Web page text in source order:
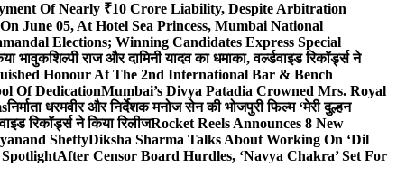
Of Nearly ₹10 Crore Liability, Despite Arbitration
June 05, At Hotel Sea Princess, Mumbai National
Elections; Winning Candidates Express Special
भावुकशिल्पी राज और दामिनी यादव का धमाका, वर्ल्डवाइड रिकॉर्ड्स ने
Honour At The 2nd International Bar & Bench
Of DedicationMumbai’s Divya Patadia Crowned Mrs. Royal
निर्माता धरमवीर और निर्देशक मनोज सेन की भोजपुरी फिल्म ‘मेरी दुल्हन
रिकॉर्ड्स ने किया रिलीजRocket Reels Announces 8 New
ShettyDiksha Sharma Talks About Working On ‘Dil
After Censor Board Hurdles, ‘Navya Chakra’ Set For